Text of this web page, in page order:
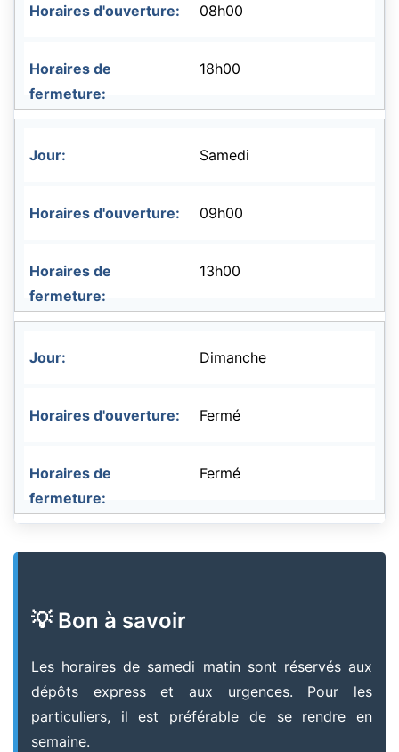
08h00
18h00
Samedi
09h00
13h00
Dimanche
Fermé
Fermé
💡 Bon à savoir
Les horaires de samedi matin sont réservés aux
dépôts express et aux urgences. Pour les
particuliers, il est préférable de se rendre en
semaine.